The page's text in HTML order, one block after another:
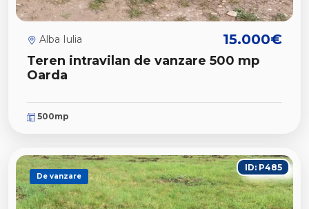
Teren intravilan de vanzare 500 mp
Oarda
Alba Iulia 15.000€
500mp
De vanzare
ID: P485